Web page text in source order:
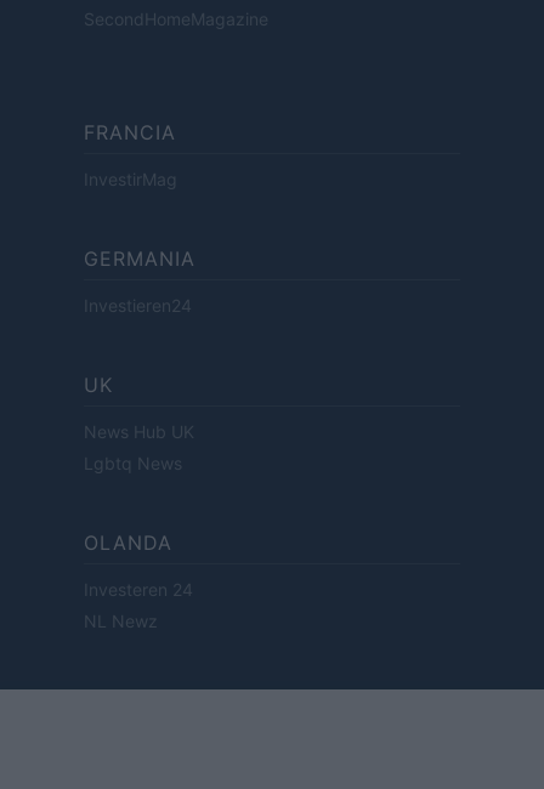
SecondHomeMagazine
FRANCIA
InvestirMag
GERMANIA
Investieren24
UK
News Hub UK
Lgbtq News
OLANDA
Investeren 24
NL Newz